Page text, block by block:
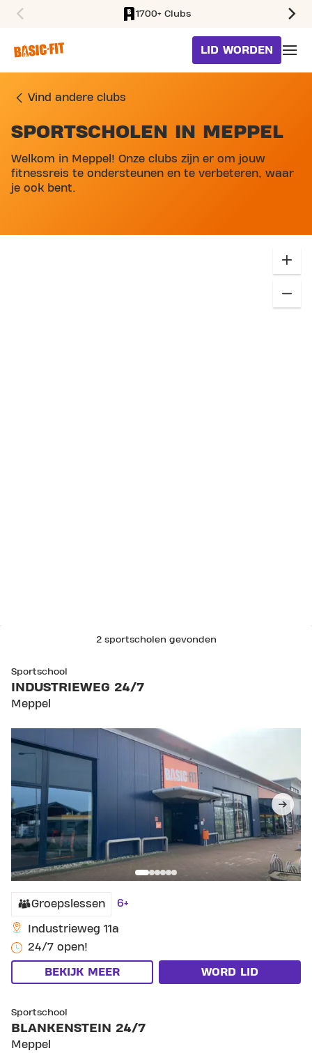
1700+ Clubs
LID WORDEN
Vind andere clubs
SKIP MAP LIST
SPORTSCHOLEN IN MEPPEL
Welkom in Meppel! Onze clubs zijn er om jouw
fitnessreis te ondersteunen en te verbeteren, waar
je ook bent.
2 sportscholen gevonden
Sportschool
INDUSTRIEWEG 24/7
Meppel
Groepslessen 6+
Industrieweg 11a
24/7 open!
BEKIJK MEER WORD LID
Sportschool
BLANKENSTEIN 24/7
Meppel